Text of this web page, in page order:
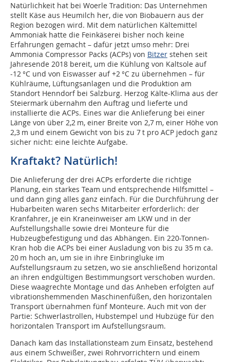
Natürlichkeit hat bei Woerle Tradition: Das Unternehmen
stellt Käse aus Heumilch her, die von Biobauern aus der
Region bezogen wird. Mit dem natürlichen Kältemittel
Ammoniak hatte die Feinkäserei bisher noch keine
Erfahrungen gemacht – dafür jetzt umso mehr: Drei
Ammonia Compressor Packs (ACPs) von Bitzer stehen seit
Jahresende 2018 bereit, um die Kühlung von Kaltsole auf
-12 °C und von Eiswasser auf +2 °C zu übernehmen – für
Kühlräume, Lüftungsanlagen und die Produktion am
Standort Henndorf bei Salzburg. Herzog Kälte-Klima aus der
Steiermark übernahm den Auftrag und lieferte und
installierte die ACPs. Eines war die Anlieferung bei einer
Länge von über 2,2 m, einer Breite von 2,7 m, einer Höhe von
2,3 m und einem Gewicht von bis zu 7 t pro ACP jedoch ganz
sicher nicht: eine leichte Aufgabe.
Kraftakt? Natürlich!
Die Anlieferung der drei ACPs erforderte die richtige
Planung, ein starkes Team und entsprechende Hilfsmittel –
und dann ging alles ganz einfach. Für die Durchführung der
Hubarbeiten waren sechs Mitarbeiter erforderlich: der
Kranfahrer, je ein Kraneinweiser am LKW und in der
Aufstellungshalle sowie drei Monteure für die
Hubzeugbefestigung und das Abhängen. Ein 220-Tonnen-
Kran hob die ACPs bei einer Ausladung von bis zu 35 m ca.
20 m hoch an, um sie in ihre Einbringluke im
Aufstellungsraum zu setzen, wo sie anschließend horizontal
an ihren endgültigen Bestimmungsort verschoben wurden.
Diese waagrechte Montage und das Anheben erfolgten auf
vibrationshemmenden Maschinenfüßen, den horizontalen
Transport übernahmen fünf Monteure. Auch mit von der
Partie: Schwerlastrollen, Hubstempel und Hubzüge für den
horizontalen Transport im Aufstellungsraum.
Danach kam das Installationsteam zum Einsatz, bestehend
aus einem Schweißer, zwei Rohrvorrichtern und einem